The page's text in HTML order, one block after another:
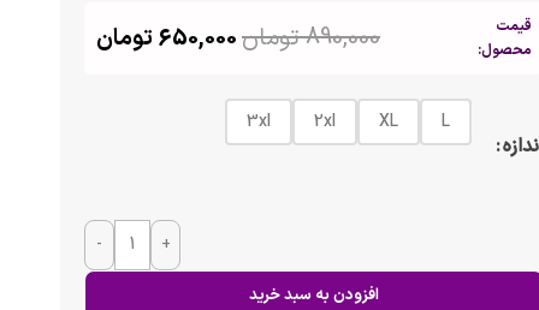
قیمت
محصول:
890,000 تومان650,000تومان
L
XL
2xl
3xl
- +
افزودن به سبد خرید